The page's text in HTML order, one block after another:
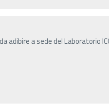
adibire a sede del Laboratorio